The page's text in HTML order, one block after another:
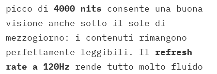
picco di 4000 nits consente una buona
visione anche sotto il sole di
mezzogiorno: i contenuti rimangono
perfettamente leggibili. Il refresh
rate a 120Hz rende tutto molto fluido